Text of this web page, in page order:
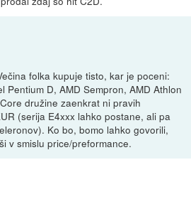
folka kupuje tisto, kar je poceni:
Pentium D, AMD Sempron, AMD Athlon
družine zaenkrat ni pravih
(serija E4xxx lahko postane, ali pa
Ko bo, bomo lahko govorili,
v smislu price/preformance.